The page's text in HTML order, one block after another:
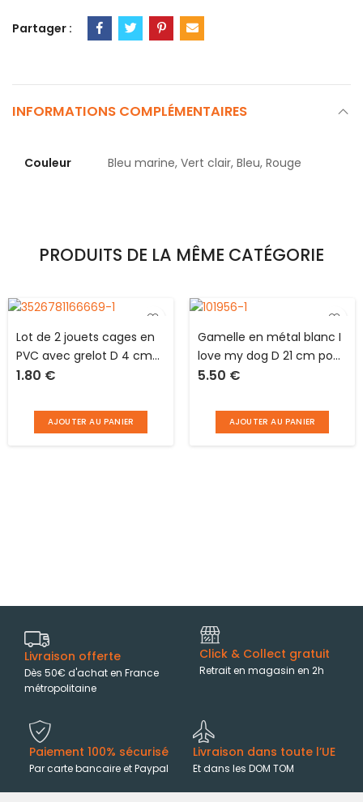
Partager :
INFORMATIONS COMPLÉMENTAIRES
Couleur Bleu marine, Vert clair, Bleu, Rouge
PRODUITS DE LA MÊME CATÉGORIE
Lot de 2 jouets cages en
PVC avec grelot D 4 cm
pour chat Love Story
1.80 €
AJOUTER AU PANIER
Gamelle en métal blanc I
love my dog D 21 cm pour
chien avec base en
5.50 €
AJOUTER AU PANIER
Livraison offerte
Dès 50€ d'achat en France
métropolitaine
Click & Collect gratuit
Retrait en magasin en 2h
Paiement 100% sécurisé
Par carte bancaire et Paypal
Livraison dans toute l’UE
Et dans les DOM TOM